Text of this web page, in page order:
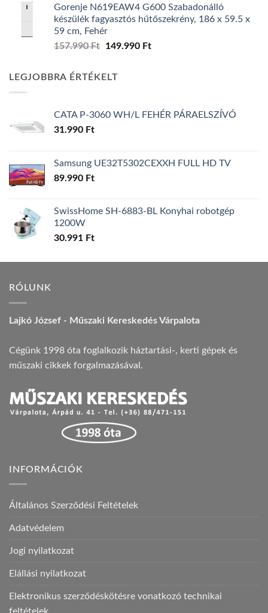
was:
139.990 Ft.
is:
119.990 Ft.
Gorenje N619EAW4 G600 Szabadonálló
készülék fagyasztós hűtőszekrény, 186 x 59.5 x
59 cm, Fehér
157.990Ft
Original
157.990 Ft.
149.990 FtCurrent
LEGJOBBRA ÉRTÉKELT
CATA P-3060 WH/L FEHÉR PÁRAELSZÍVÓ
31.990 Ft
Samsung UE32T5302CEXXH FULL HD TV
89.990 Ft
SwissHome SH-6883-BL Konyhai robotgép
1200W
30.991 Ft
RÓLUNK
Lajkó József - Műszaki Kereskedés Várpalota
Cégünk 1998 óta foglalkozik háztartási-, kerti gépek és
műszaki cikkek forgalmazásával.
INFORMÁCIÓK
Általános Szerződési Feltételek
Adatvédelem
Jogi nyilatkozat
Elállási nyilatkozat
Elektronikus szerződéskötésre vonatkozó technikai